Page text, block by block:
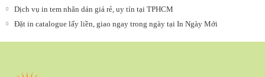
Dịch vụ in tem nhãn dán giá rẻ, uy tín tại TPHCM
Đặt in catalogue lấy liền, giao ngay trong ngày tại In Ngày Mới